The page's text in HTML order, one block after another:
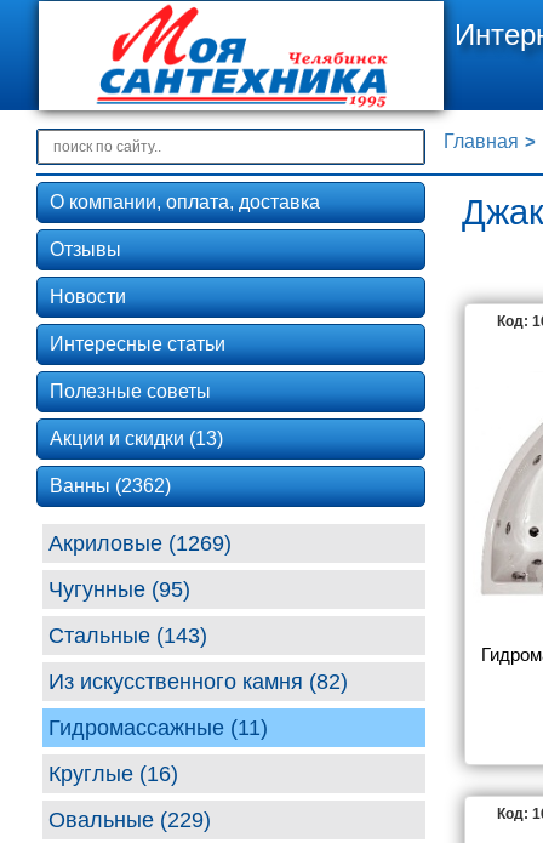
Главная
Код:
Код:
О компании, оплата, доставка
Отзывы
Новости
Интересные статьи
Полезные советы
Акции и скидки (13)
Ванны (2362)
Акриловые (1269)
Чугунные (95)
Стальные (143)
Из искусственного камня (82)
Гидромассажные (11)
Круглые (16)
Овальные (229)